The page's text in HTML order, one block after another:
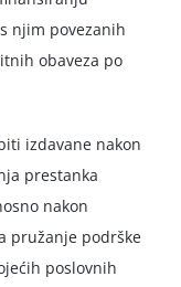
njim povezanih
obaveza po
izdavane nakon
prestanka
nakon
pružanje podrške
poslovnih